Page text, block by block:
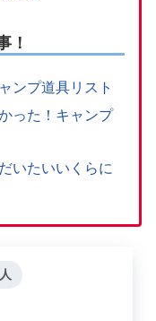
！
ンプ道具リスト
った！キャンプ
いたいいくらに